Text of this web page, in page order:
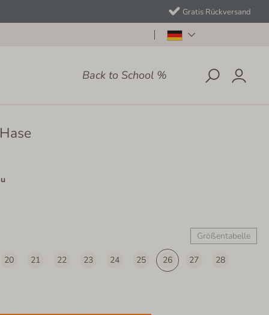
Gratis Rückversand
Back to School %
Größentabelle
20 21 22 23 24 25 26 27
28